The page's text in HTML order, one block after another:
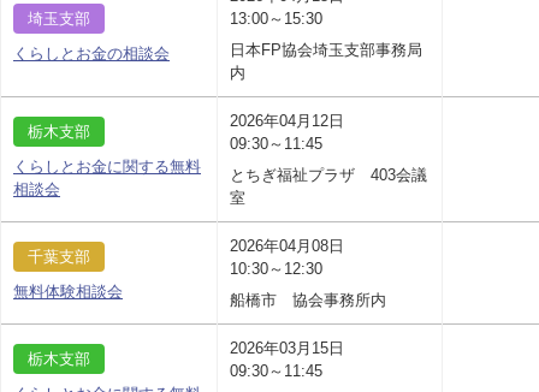
埼玉支部
くらしとお金の相談会
13:00～15:30
日本FP協会埼玉支部事務局
内
栃木支部
くらしとお金に関する無料
相談会
2026年04月12日
09:30～11:45
とちぎ福祉プラザ 403会議
室
千葉支部
無料体験相談会
2026年04月08日
10:30～12:30
船橋市 協会事務所内
栃木支部
2026年03月15日
09:30～11:45